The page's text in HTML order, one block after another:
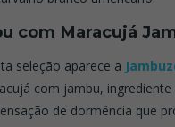
com Maracujá
seleção aparece a
com jambu,
de dormência que